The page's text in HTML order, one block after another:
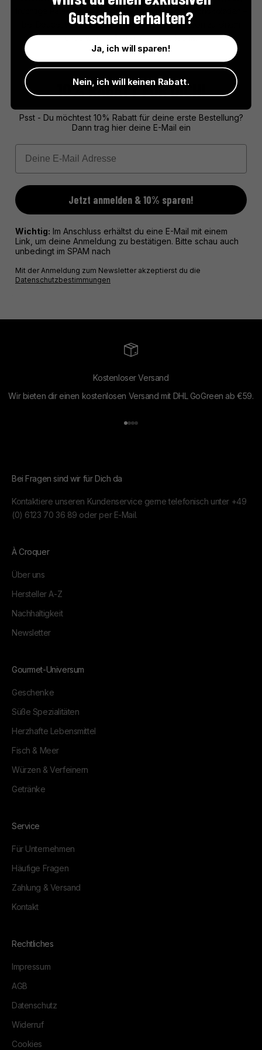
fruchtige Pâtes de Fruits oder zart schmelzende Schokoladen –
bei Doucet verschmelzen Tradition und Innovation zu einem
unverwechselbaren Genusserlebnis.
10% RABATT FÜR DICH!
Psst - Du möchtest 10% Rabatt für deine erste Bestellung?
Dann trag hier deine E-Mail ein
Email
Jetzt anmelden & 10% sparen!
Wichtig: Im Anschluss erhältst du eine E-Mail mit einem
Link, um deine Anmeldung zu bestätigen. Bitte schau auch
unbedingt im SPAM nach
Mit der Anmeldung zum Newsletter akzeptierst du die
Datenschutzbestimmungen
Kostenloser Versand
Wir bieten dir einen kostenlosen Versand mit DHL GoGreen ab €59.
Gehe zu Element 1
Gehe zu Element 2
Gehe zu Element 3
Gehe zu Element 4
Bei Fragen sind wir für Dich da
Kontaktiere unseren Kundenservice gerne telefonisch unter +49
(0) 6123 70 36 89 oder per E-Mail.
À Croquer
Über uns
Hersteller A-Z
Nachhaltigkeit
Newsletter
Gourmet-Universum
Geschenke
Süße Spezialitäten
Herzhafte Lebensmittel
Fisch & Meer
Würzen & Verfeinern
Getränke
Service
Für Unternehmen
Häufige Fragen
Zahlung & Versand
Kontakt
Rechtliches
Impressum
AGB
Datenschutz
Widerruf
Cookies
Gutschein erhalten?
Ja, ich will sparen!
Nein, ich will keinen Rabatt.